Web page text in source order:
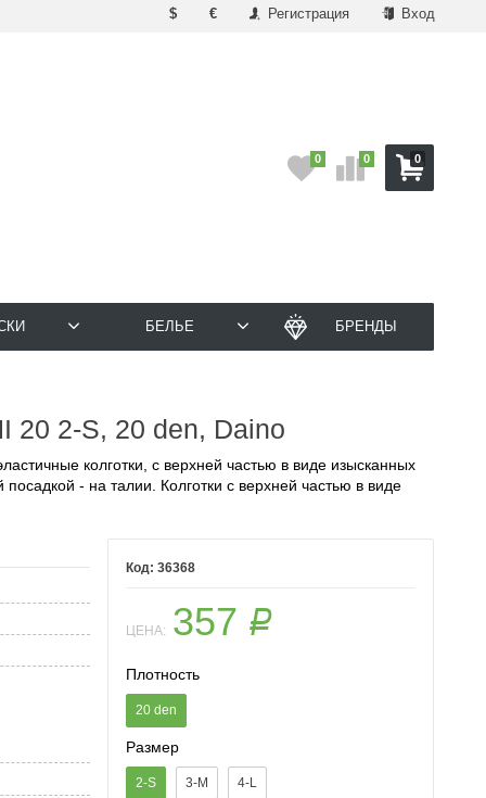
$ € Регистрация Вход
0
0 0
БЕЛЬЕ БРЕНДЫ
20 2-S, 20 den, Daino
колготки, с верхней частью в виде изысканных
- на талии. Колготки с верхней частью в виде
36368
ЦЕНА: 357 Р
Плотность
20 den
Размер
2-S 3-M 4-L